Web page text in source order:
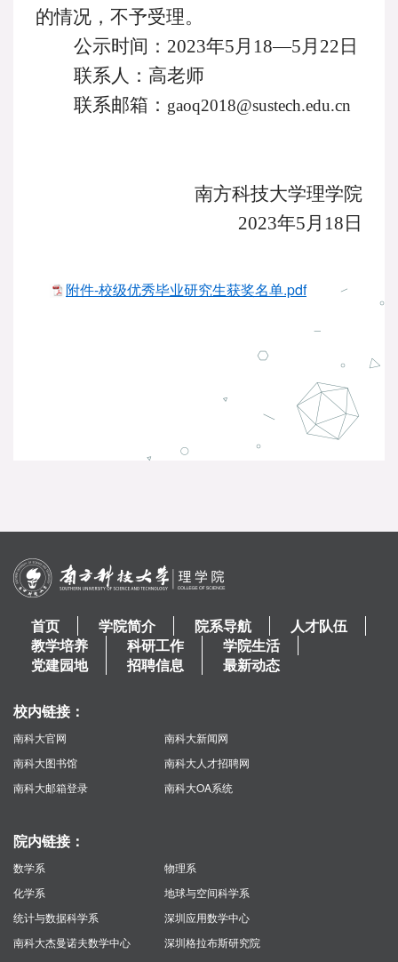
的情况，不予受理。
公示时间： 2023年5月 18—5月 22 日
联系人：高老师
联系邮箱： gaoq2018@sustech.edu.cn
南方科技大学理学院
2023年5月 18 日
附件-校级优秀毕业研究生获奖名单.pdf
首页 学院简介 院系导航
人才队伍
教学培养
科研工作
学院生活
党建园地
招聘信息 最新动态
校内链接：
南科大官网
南科大新闻网
南科大图书馆
南科大人才招聘网
南科大邮箱登录
南科大OA系统
院内链接：
数学系
物理系
化学系
地球与空间科学系
统计与数据科学系
深圳应用数学中心
南科大杰曼诺夫数学中心
深圳格拉布斯研究院